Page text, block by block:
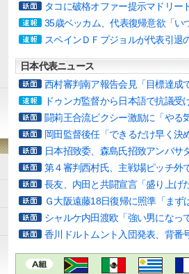
タコに破格オファー提示マドリー
35歳ベッカム、代表復帰意欲「い
スペインＤＦプジョルが代表引退
日本代表ニュース
西村審判南ア報告会見「目標達成
ドゥンガ監督から日本語で抗議受
闘莉王合流ピクシー激励に「やる
岡田監督後任「できるだけ早く決
日本招致委、森島氏招致アンバサ
第４審判西村氏、主戦場ピッチ外
長友、内田と共闘宣言「盛り上げ
Ｇ大阪遠藤18日復帰に照準「まず
シャルケ内田渡欧「強い男になっ
香川ドルトムント入団発表、背番